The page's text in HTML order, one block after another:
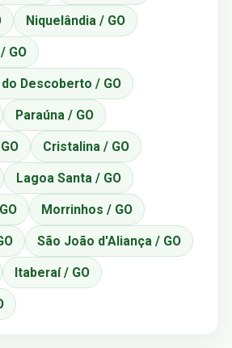
Niquelândia / GO
GO
Descoberto / GO
Paraúna / GO
Cristalina / GO
Lagoa Santa / GO
Morrinhos / GO
São João d'Aliança / GO
Itaberaí / GO